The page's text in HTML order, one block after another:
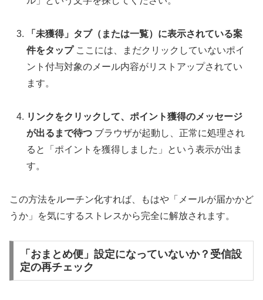
「未獲得」タブ（または一覧）に表示されている案
件をタップここには、まだクリックしていないポイ
ント付与対象のメール内容がリストアップされてい
ます。
リンクをクリックして、ポイント獲得のメッセージ
が出るまで待つ ブラウザが起動し、正常に処理され
ると「ポイントを獲得しました」という表示が出ま
す。
この方法をルーチン化すれば、もはや「メールが届かかど
うか」を気にするストレスから完全に解放されます。
「おまとめ便」設定になっていないか？受信設
定の再チェック